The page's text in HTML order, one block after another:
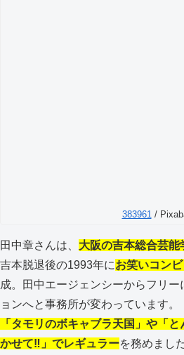
383961 /
田中章さんは、 大阪の吉本総合芸能
吉本脱退後の1993年にお笑いコンビ
成。田中エージェンシーからフリ
ョンへと事務所が変わっています。
「タモリのボキャブラ天国」や「
かせて‼」でレギュラーを務めました